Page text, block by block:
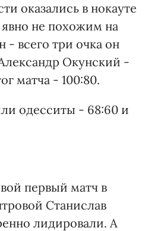
оказались в нокауте
не похожим на
- всего три очка он
Окунский -
матча - 100:80.
одесситы - 68:60 и
первый матч в
Станислав
лидировали. А